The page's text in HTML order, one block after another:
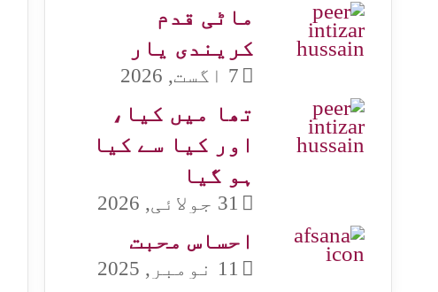
ماٹی قدم
کریندی یار
7 اگست, 2026
تھا میں کیا،
اور کیا سے کیا
ہو گیا
31 جولائی, 2026
احساس محبت
11 نومبر, 2025